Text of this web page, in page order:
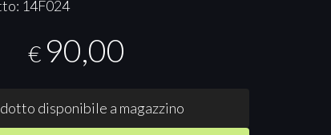
14F024
€ 90,00
disponibile a magazzino